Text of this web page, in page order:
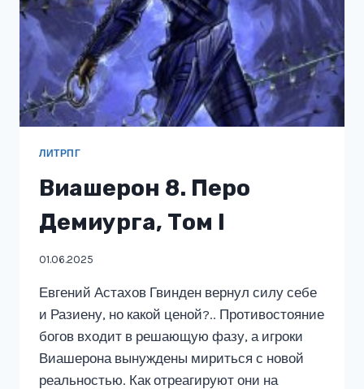
ЛИТРПГ
Виашерон 8. Перо
Демиурга, Том I
01.06.2025
Евгений Астахов Гвинден вернул силу себе
и Разиену, но какой ценой?.. Противостояние
богов входит в решающую фазу, а игроки
Виашерона вынуждены мириться с новой
реальностью. Как отреагируют они на